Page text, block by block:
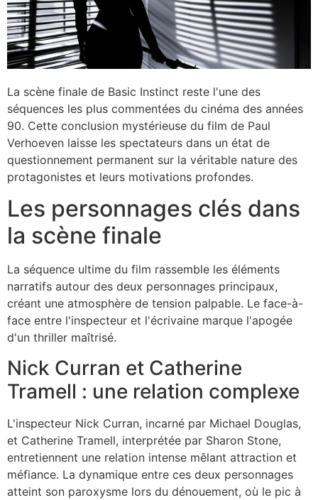
La scène finale de Basic Instinct reste l'une des
séquences les plus commentées du cinéma des années
90. Cette conclusion mystérieuse du film de Paul
Verhoeven laisse les spectateurs dans un état de
questionnement permanent sur la véritable nature des
protagonistes et leurs motivations profondes.
Les personnages clés dans
la scène finale
La séquence ultime du film rassemble les éléments
narratifs autour des deux personnages principaux,
créant une atmosphère de tension palpable. Le face-à-
face entre l'inspecteur et l'écrivaine marque l'apogée
d'un thriller maîtrisé.
Nick Curran et Catherine
Tramell : une relation complexe
L'inspecteur Nick Curran, incarné par Michael Douglas,
et Catherine Tramell, interprétée par Sharon Stone,
entretiennent une relation intense mêlant attraction et
méfiance. La dynamique entre ces deux personnages
atteint son paroxysme lors du dénouement, où le pic à